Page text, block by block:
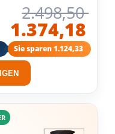
2.498,50
1.374,18
Sie sparen 1.124,33